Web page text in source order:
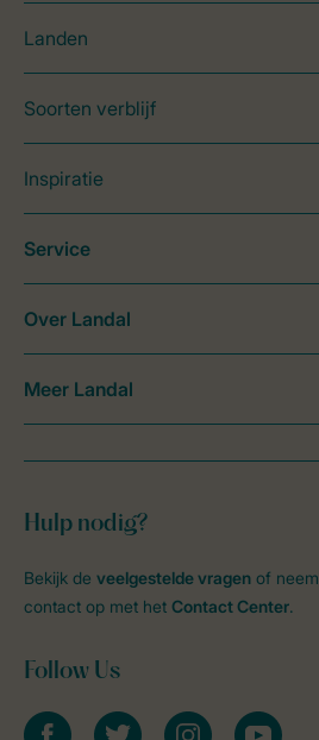
Landen
Soorten verblijf
Inspiratie
Hulp nodig?
Bekijk de veelgestelde vragen of neem
contact op met het Contact Center.
Follow Us
facebooktwitter instagramyoutube
Service
Over Landal
Meer Landal